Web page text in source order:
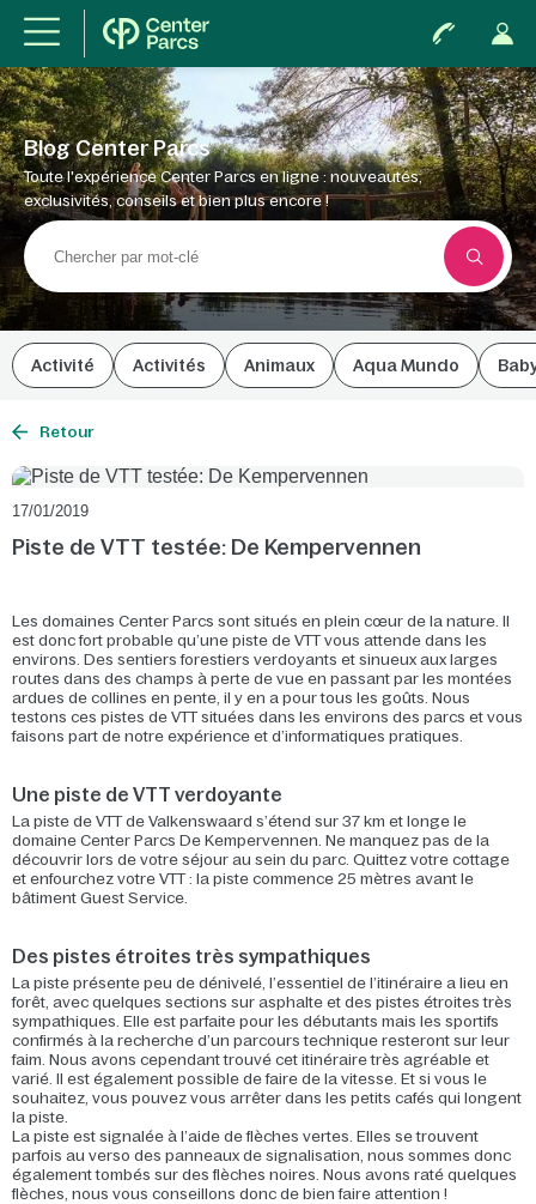
Blog Center Parcs
Toute l'expérience Center Parcs en ligne : nouveautés,
exclusivités, conseils et bien plus encore !
Activité Activités Animaux Aqua Mundo
Retour
17/01/2019
Piste de VTT testée: De Kempervennen
Les domaines Center Parcs sont situés en plein cœur de la nature. Il
est donc fort probable qu’une piste de VTT vous attende dans les
environs. Des sentiers forestiers verdoyants et sinueux aux larges
routes dans des champs à perte de vue en passant par les montées
ardues de collines en pente, il y en a pour tous les goûts. Nous
testons ces pistes de VTT situées dans les environs des parcs et vous
faisons part de notre expérience et d’informatiques pratiques.
Une piste de VTT verdoyante
La piste de VTT de Valkenswaard s’étend sur 37 km et longe le
domaine Center Parcs De Kempervennen. Ne manquez pas de la
découvrir lors de votre séjour au sein du parc. Quittez votre cottage
et enfourchez votre VTT : la piste commence 25 mètres avant le
bâtiment Guest Service.
Des pistes étroites très sympathiques
La piste présente peu de dénivelé, l’essentiel de l’itinéraire a lieu en
forêt, avec quelques sections sur asphalte et des pistes étroites très
sympathiques. Elle est parfaite pour les débutants mais les sportifs
confirmés à la recherche d’un parcours technique resteront sur leur
faim. Nous avons cependant trouvé cet itinéraire très agréable et
varié. Il est également possible de faire de la vitesse. Et si vous le
souhaitez, vous pouvez vous arrêter dans les petits cafés qui longent
la piste.
La piste est signalée à l’aide de flèches vertes. Elles se trouvent
parfois au verso des panneaux de signalisation, nous sommes donc
également tombés sur des flèches noires. Nous avons raté quelques
flèches, nous vous conseillons donc de bien faire attention !